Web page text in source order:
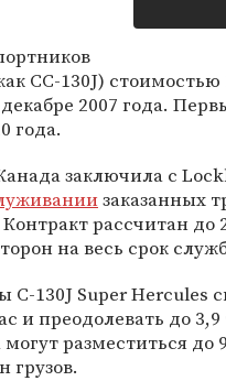
CC-130J)
2007 года.
года.
заключила с
заказанных
рассчитан до
на весь срок
130J Super Hercules
и преодолевать до
разместиться до
грузов.